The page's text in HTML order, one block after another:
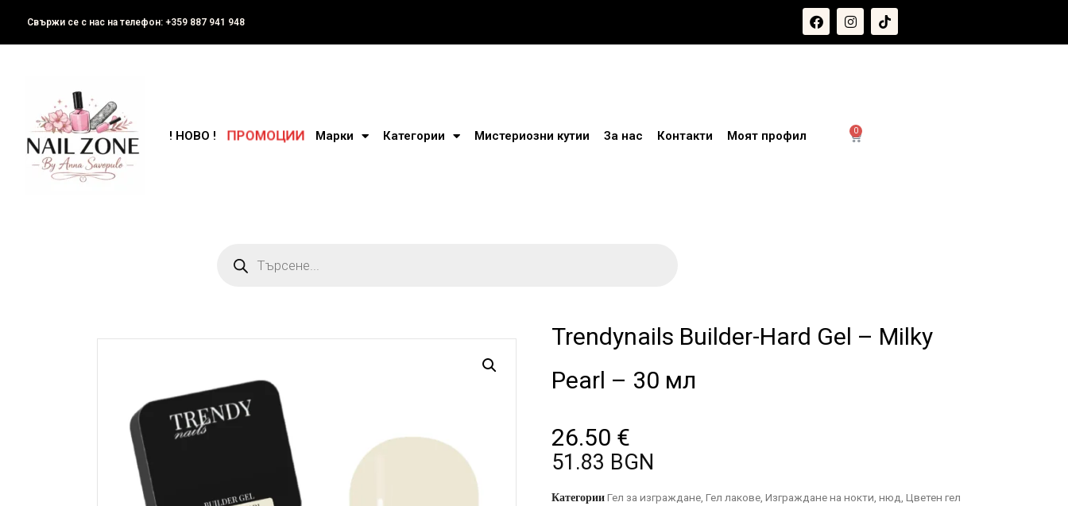
Свържи се с нас на телефон: +359 887 941 948
0
! НОВО ! ПРОМОЦИИ Марки Категории Мистериозни кутии За нас Контакти Моят профил
Trendynails Builder-Hard Gel – Milky
Pearl – 30 мл
26.50 €
51.83 BGN
КатегорииГел за изграждане Гел лакове Изграждане на нокти нюд Цветен гел